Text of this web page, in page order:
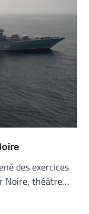
des exercices
Noire, théâtre…